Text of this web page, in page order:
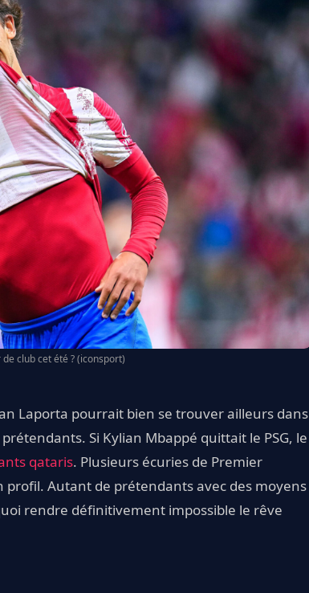
club cet été ? (iconsport)
Laporta pourrait bien se trouver ailleurs dans
Si Kylian Mbappé quittait le PSG, le
qataris. Plusieurs écuries de Premier
Autant de prétendants avec des moyens
rendre définitivement impossible le rêve